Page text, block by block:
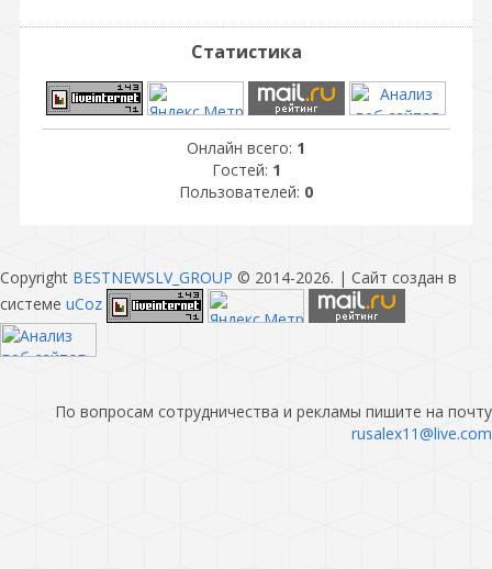
Статистика
Онлайн всего: 1
Гостей: 1
Пользователей: 0
Copyright BESTNEWSLV_GROUP © 2014-2026. | Сайт создан в
системе uCoz
По вопросам сотрудничества и рекламы пишите на почту
rusalex11@live.com